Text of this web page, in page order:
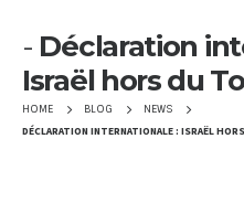
Déclaration
Israël hors du
HOME BLOG NEWS
DÉCLARATION INTERNATIONALE : ISRAËL